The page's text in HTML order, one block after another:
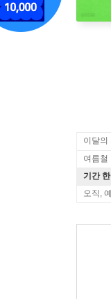
이달의
여름철
기간
오직,